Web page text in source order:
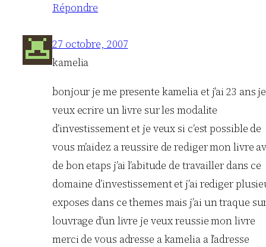
Répondre
27 octobre, 2007
kamelia
bonjour je me presente kamelia et j’ai 23 ans je
veux ecrire un livre sur les modalite
d’investissement et je veux si c’est possible de
vous m’aidez a reussire de rediger mon livre
de bon etaps j’ai l’abitude de travailler dans ce
domaine d’investissement et j’ai rediger
exposes dans ce themes mais j’ai un traque
louvrage d’un livre je veux reussie mon livre
merci de vous adresse a kamelia a l’adresse